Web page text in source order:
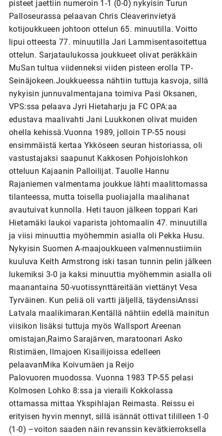
pisteet jaettiin numeroin 1-1 (0-0) nykyisin Turun
Palloseurassa pelaavan Chris Cleaverinvietyä
kotijoukkueen johtoon ottelun 65. minuutilla. Voitto
lipui otteesta 77. minuutilla Jari Lammisentasoitettua
ottelun. Sarjataulukossa joukkueet olivat peräkkäin
MuSan tultua viidenneksi viiden pisteen erolla TP-
Seinäjokeen.Joukkueessa nähtiin tuttuja kasvoja, sillä
nykyisin junnuvalmentajana toimiva Pasi Oksanen,
VPS:ssa pelaava Jyri Hietaharju ja FC OPA:aa
edustava maalivahti Jani Luukkonen olivat muiden
ohella kehissä.Vuonna 1989, jolloin TP-55 nousi
ensimmäistä kertaa Ykköseen seuran historiassa, oli
vastustajaksi saapunut Kakkosen Pohjoislohkon
otteluun Kajaanin Palloilijat. Tauolle Hannu
Rajaniemen valmentama joukkue lähti maalittomassa
tilanteessa, mutta toisella puoliajalla maalihanat
avautuivat kunnolla. Heti tauon jälkeen toppari Kari
Hietamäki laukoi vaparista johtomaalin 47. minuutilla
ja viisi minuuttia myöhemmin asialla oli Pekka Husu.
Nykyisin Suomen A-maajoukkueen valmennustiimiin
kuuluva Keith Armstrong iski tasan tunnin pelin jälkeen
lukemiksi 3-0 ja kaksi minuuttia myöhemmin asialla oli
maanantaina 50-vuotissynttäreitään viettänyt Vesa
Tyrväinen. Kun peliä oli vartti jäljellä, täydensiAnssi
Latvala maalikimaran.Kentällä nähtiin edellä mainitun
viisikon lisäksi tuttuja myös Wallsport Areenan
omistajan,Raimo Sarajärven, maratoonari Asko
Ristimäen, Ilmajoen Kisailijoissa edelleen
pelaavanMika Koivumäen ja Reijo
Palovuoren muodossa. Vuonna 1983 TP-55 pelasi
Kolmosen Lohko 8:ssa ja vieraili Kokkolassa
ottamassa mittaa Ykspihlajan Reimasta. Reissu ei
erityisen hyvin mennyt, sillä isännät ottivat tililleen 1-0
(1-0) –voiton saaden näin revanssin kevätkierroksella